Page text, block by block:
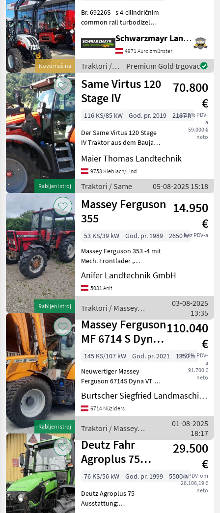
Nova mašina
Br. 69226S - s 4-cilindričnim
common rail turbodizel
Nazivna snaga 75 KS - sa
spremnikom goriva od 90
litara - s 12/12 mjenjačem
za vožnju
Schwarzmayr Landtechnik GmbH - Aurolzmünster
4971 Aurolzmünster
Traktori /
Steyr
Premium Gold trgovac
Rabljeni stroj
Same Virtus 120
Stage IV
70.800
€
sa 20% PDV-
a
59.000 €
neto
116 KS/85 kW God. pr. 2019
2167 h
Der Same Virtus 120 Stage
IV Traktor aus dem Baujahr
und vielseitiges
landwirtschaftliches
Fahrzeug, das sich ideal für
verschiedene la
Maier Thomas Landtechnik
9753 Kleblach/Lind
Traktori / Same 05-08-2025 15:18
Rabljeni stroj
Massey Ferguson
355
14.950
€
bez PDV-a
53 KS/39 kW God. pr. 1989
2650 h
Massey Ferguson 353 -4 mit
Mech. Frontlader ,
Schneeketten hinten und
vorne , hinten neue Reifen
Sehr wenig gebraucht
na sve kotače (4x4), Pl
Anifer Landtechnik GmbH
5081 Anif
Traktori / Massey
Ferguson
03-08-2025
13:35
Rabljeni stroj
Massey Ferguson
MF 6714 S Dyna-
VT Exclusive
(Stage V)
110.040
€
sa 20% PDV-
a
91.700 €
neto
145 KS/107 kW God. pr. 2021
1350 h
Neuwertiger Massey
Ferguson 6714S Dyna VT S5
Exclusive Allradtraktor mit
145 PS, 4-Zylinder Motor, 50
km/h Ausführung,
Gefederte Vorderachse,
Burtscher Siegfried Landmaschinen
6714 Nüziders
Traktori / Massey
Ferguson
01-08-2025
18:17
Deutz Fahr
Agroplus 75
Edelweiß
29.500
€
sa PDV-om
26.106,19 €
neto
76 KS/56 kW God. pr. 1999
5500 h
Deutz Agroplus 75
Ausstattung: